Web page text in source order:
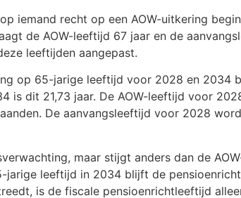
iemand recht op een AOW-uitkering
de AOW-leeftijd 67 jaar en de
leeftijden aangepast.
op 65-jarige leeftijd voor 2028 en 2034
is dit 21,73 jaar. De AOW-leeftijd voor
De aanvangsleeftijd voor 2028
maar stijgt anders dan de
jarige leeftijd in 2034 blijft de
is de fiscale pensioenrichtleeftijd